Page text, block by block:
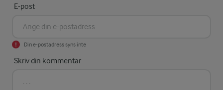
E-post
Din e-postadress syns inte
Skriv din kommentar